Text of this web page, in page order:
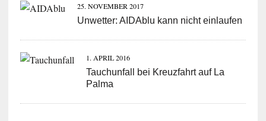
25. NOVEMBER 2017
Unwetter: AIDAblu kann nicht einlaufen
1. APRIL 2016
Tauchunfall bei Kreuzfahrt auf La
Palma